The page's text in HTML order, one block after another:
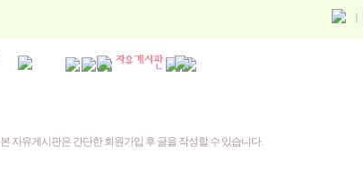
본 자유게시판은 간단한 회원가입 후 글을 작성할 수 있습니다.